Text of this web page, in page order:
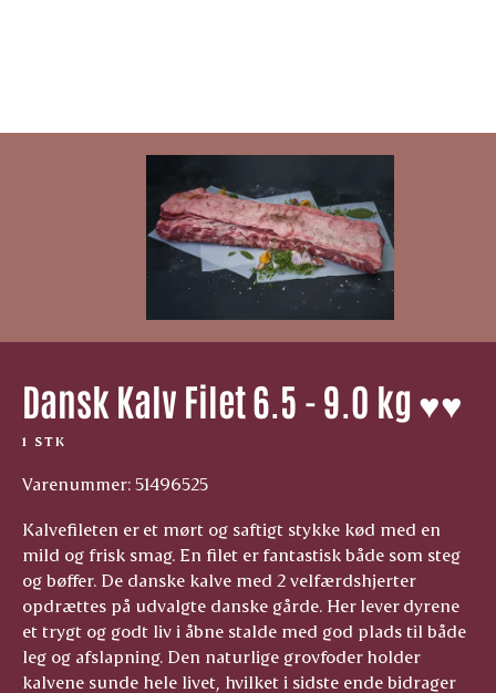
Dansk Kalv Filet 6.5 - 9.0 kg ♥♥
1 STK
Varenummer: 51496525
Kalvefileten er et mørt og saftigt stykke kød med en
mild og frisk smag. En filet er fantastisk både som steg
og bøffer. De danske kalve med 2 velfærdshjerter
opdrættes på udvalgte danske gårde. Her lever dyrene
et trygt og godt liv i åbne stalde med god plads til både
leg og afslapning. Den naturlige grovfoder holder
kalvene sunde hele livet, hvilket i sidste ende bidrager